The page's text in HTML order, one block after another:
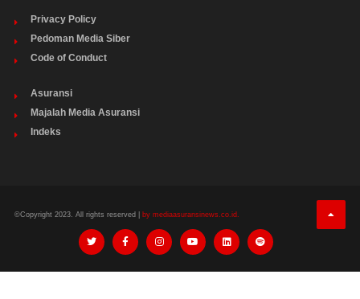
Privacy Policy
Pedoman Media Siber
Code of Conduct
Asuransi
Majalah Media Asuransi
Indeks
©Copyright 2023. All rights reserved | by mediaasuransinews.co.id.